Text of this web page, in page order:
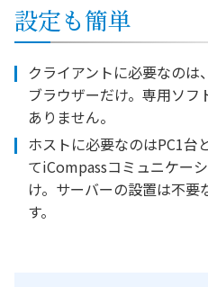
設定も簡単
クライアントに必要なのは
ブラウザーだけ。専用ソ
ありません。
ホストに必要なのはPC1台
てiCompassコミュニケー
け。サーバーの設置は不要
す。